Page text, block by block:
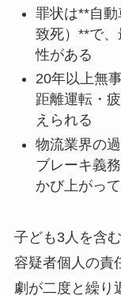
罪状は**自
致死）**で
性がある
20年以上無
距離運転・
えられる
物流業界の
ブレーキ義
かび上がっ
子ども3人を含
容疑者個人の責
劇が二度と繰り